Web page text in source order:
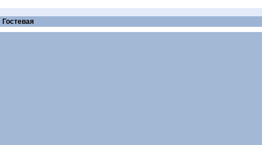
Гостевая